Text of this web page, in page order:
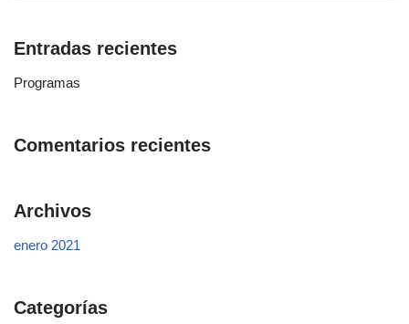
Entradas recientes
Programas
Comentarios recientes
Archivos
enero 2021
Categorías